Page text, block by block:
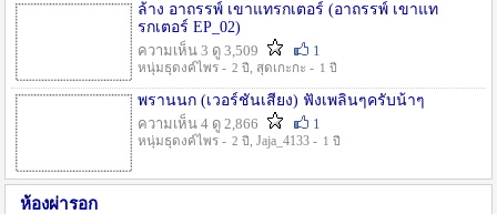
ล้าง อาถรรพ์ เขาแทรกเตอร์ (อาถรรพ์ เขาแท
รกเตอร์ EP_02)
ความเห็น 3 ดู 3,509
1
หนุ่มธุดงค์ไพร - 2 ปี , สุดเกะกะ - 1 ปี
พรานนก (เวอร์ชั่นเสียง) ฟังเพลินๆครับน้าๆ
ความเห็น 4 ดู 2,866
1
หนุ่มธุดงค์ไพร - 2 ปี , Jaja_4133 - 1 ปี
ห้องผ่ารอก